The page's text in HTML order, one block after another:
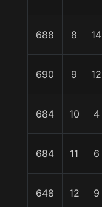
688 8 14
690 9 12
684 10 4
684 11 6
648 12 9